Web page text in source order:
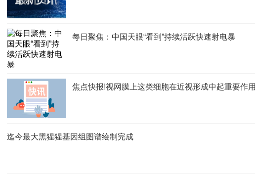
每日聚焦：中国天眼“看到”持续活跃快速射电暴
焦点快报!视网膜上这类细胞在近视形成中起重要作用
迄今最大黑猩猩基因组图谱绘制完成